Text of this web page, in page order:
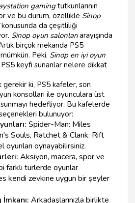
gamingtutkunlarının
ve bu durum, özellikle Sinop
konusunda da çeşitliliği
Sinop oyun salonlarıarayışında
birçok mekanda PS5
Peki, Sinop en iyi oyun
keyfi sunanlar nelere dikkat
ki, PS5 kafeler, son
konsolları ile oyunculara üst
hedefliyor. Bu kafelerde
bulunuyor:
Spider-Man: Miles
Souls, Ratchet & Clank: Rift
oyunları oynayabilirsiniz.
Aksiyon, macera, spor ve
farklı türlerde oyunlar
kendi zevkine uygun bir şeyler
Arkadaşlarınızla birlikte